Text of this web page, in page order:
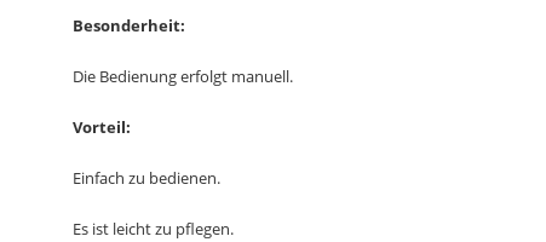
Besonderheit:
Die Bedienung erfolgt manuell.
Vorteil:
Einfach zu bedienen.
Es ist leicht zu pflegen.